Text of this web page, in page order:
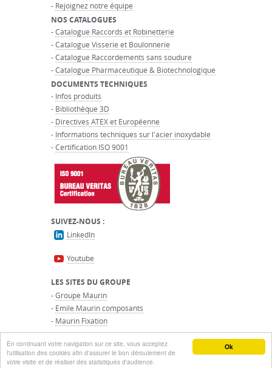
Ok
En continuant votre navigation sur ce site, vous acceptez
l'utilisation des cookies afin d'assurer le bon déroulement de
votre visite et de réaliser des statistiques d'audience.
- Rejoignez notre équipe
NOS CATALOGUES
-Catalogue Raccords et Robinetterie
-Catalogue Visserie et Boulonnerie
-Catalogue Raccordements sans soudure
-Catalogue Pharmaceutique & Biotechnologique
DOCUMENTS TECHNIQUES
- Infos produits
- Bibliothèque 3D
- Directives ATEX et Européenne
- Informations techniques sur l'acier inoxydable
-Certification ISO 9001
SUIVEZ-NOUS :
LinkedIn
Youtube
LES SITES DU GROUPE
-Groupe Maurin
- Emile Maurin composants
- Maurin Fixation
-Transmission Mécanique
© GROUPE MAURIN - Tous droits réservés